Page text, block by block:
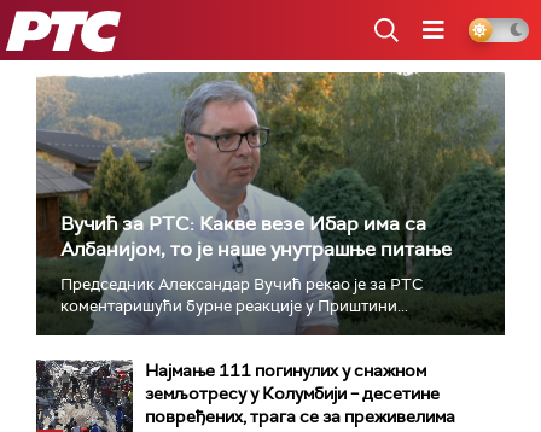
РТС
Вучић за РТС: Какве везе Ибар има са
Албанијом, то је наше унутрашње питање
Председник Александар Вучић рекао је за РТС
коментаришући бурне реакције у Приштини...
Најмање 111 погинулих у снажном
земљотресу у Колумбији – десетине
повређених, трага се за преживелима